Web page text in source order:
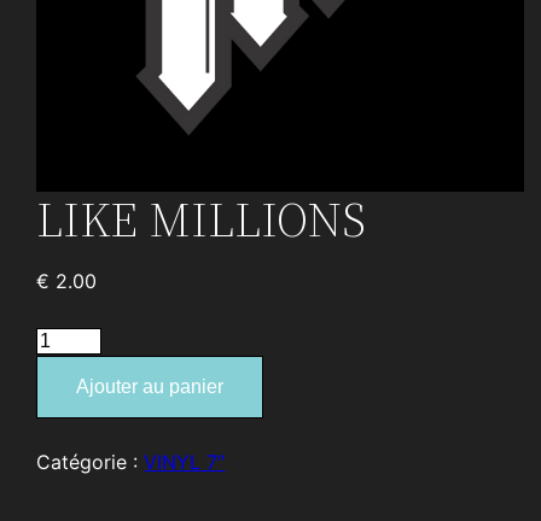
LIKE MILLIONS
€ 2.00
quantité
Ajouter au panier
Catégorie :VINYL 7″